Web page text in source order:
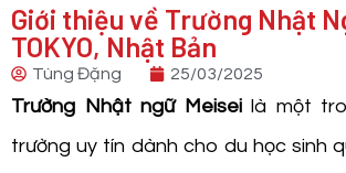
Giới thiệu về Trường Nhật
TOKYO, Nhật Bản
Tùng Đặng 25/03/2025
Trường Nhật ngữ Meiseilà một
trường uy tín dành cho du học sinh